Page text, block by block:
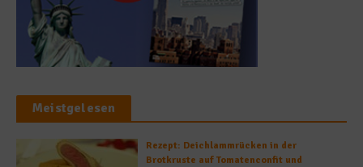
Meistgelesen
Rezept: Deichlammrücken in der
Brotkruste auf Tomatenconfit und